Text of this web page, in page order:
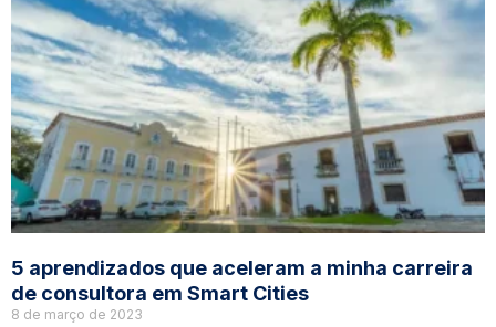
5 aprendizados que aceleram a minha carreira
de consultora em Smart Cities
8 de março de 2023